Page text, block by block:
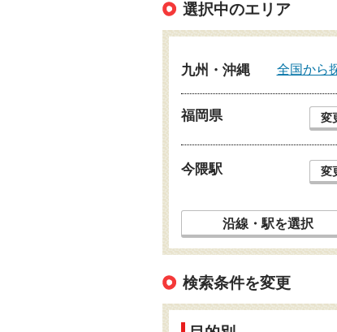
選択中のエリア
九州・沖縄 全国から
福岡県 変
今隈駅 変
沿線・駅を選択
検索条件を変更